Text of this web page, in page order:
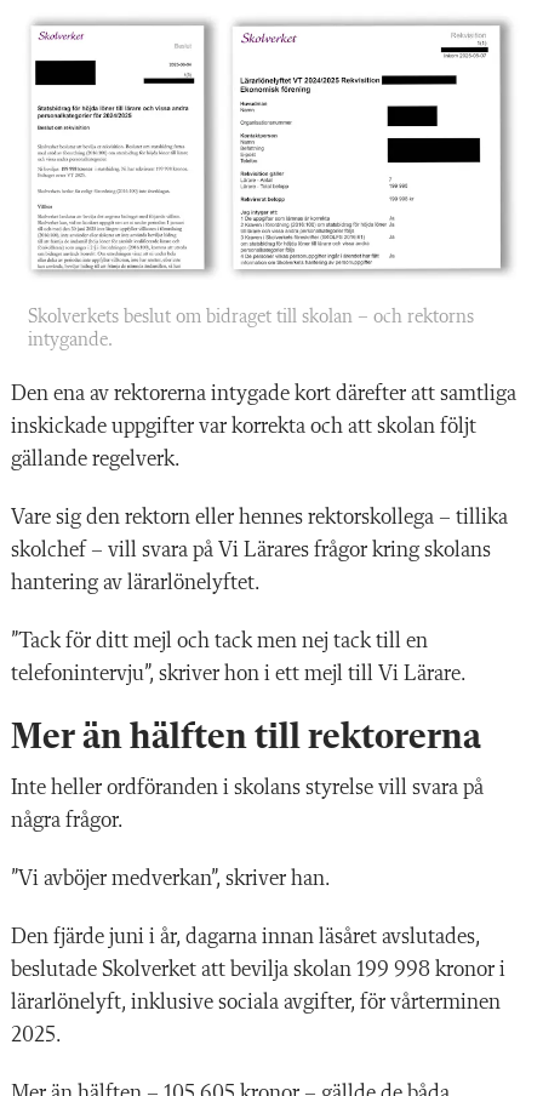
Skolverkets beslut om bidraget till skolan – och rektorns
intygande.
Den ena av rektorerna intygade kort därefter att samtliga
inskickade uppgifter var korrekta och att skolan följt
gällande regelverk.
Vare sig den rektorn eller hennes rektorskollega – tillika
skolchef – vill svara på Vi Lärares frågor kring skolans
hantering av lärarlönelyftet.
”Tack för ditt mejl och tack men nej tack till en
telefonintervju”, skriver hon i ett mejl till Vi Lärare.
Mer än hälften till rektorerna
Inte heller ordföranden i skolans styrelse vill svara på
några frågor.
”Vi avböjer medverkan”, skriver han.
Den fjärde juni i år, dagarna innan läsåret avslutades,
beslutade Skolverket att bevilja skolan 199 998 kronor i
lärarlönelyft, inklusive sociala avgifter, för vårterminen
2025.